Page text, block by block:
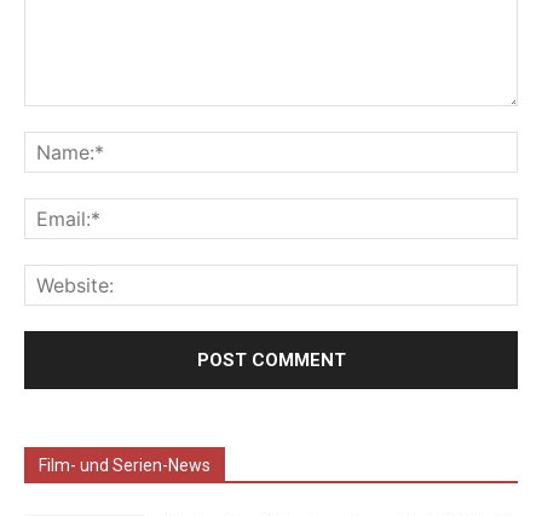
Film- und Serien-News